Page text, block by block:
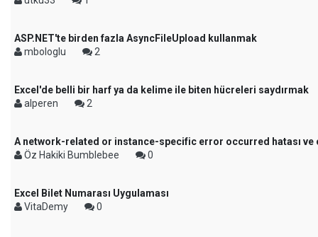
ASP.NET'te birden fazla AsyncFileUpload kullanmak
mbologlu
2
Excel'de belli bir harf ya da kelime ile biten hücreleri saydırmak
alperen
2
A network-related or instance-specific error occurred hatası ve
Öz Hakiki Bumblebee
0
Excel Bilet Numarası Uygulaması
VitaDemy
0